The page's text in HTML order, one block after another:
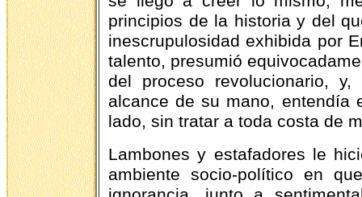
principios de la historia y del
inescrupulosidad exhibida por
talento, presumió
del proceso revolucionario,
alcance de su mano, entendía
lado, sin tratar a toda costa de
Lambones y estafadores le
ambiente socio-político en